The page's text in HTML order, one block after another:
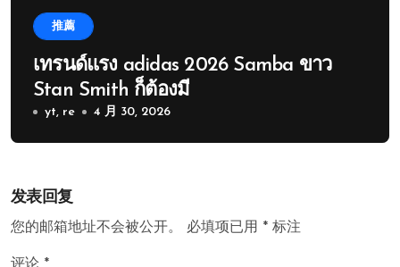
推薦
เทรนด์แรง adidas 2026 Samba ขาว
Stan Smith ก็ต้องมี
yt, re 4 月 30, 2026
发表回复
您的邮箱地址不会被公开。 必填项已用 * 标注